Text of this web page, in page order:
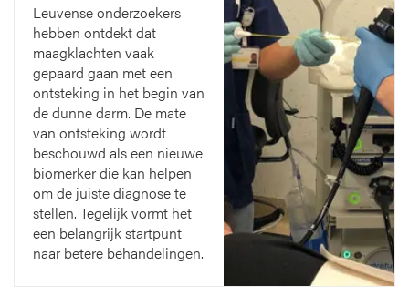
Leuvense onderzoekers
hebben ontdekt dat
maagklachten vaak
gepaard gaan met een
ontsteking in het begin van
de dunne darm. De mate
van ontsteking wordt
beschouwd als een nieuwe
biomerker die kan helpen
om de juiste diagnose te
stellen. Tegelijk vormt het
een belangrijk startpunt
naar betere behandelingen.